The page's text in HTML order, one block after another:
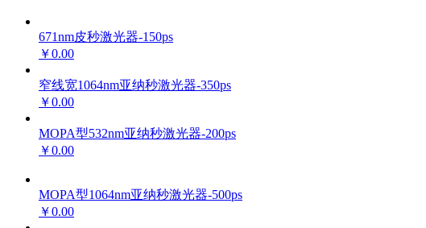
671nm皮秒激光器-150ps
￥0.00
窄线宽1064nm亚纳秒激光器-350ps
￥0.00
MOPA型532nm亚纳秒激光器-200ps
￥0.00
MOPA型1064nm亚纳秒激光器-500ps
￥0.00